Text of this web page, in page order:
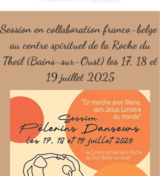
Session en collaboration franco-belge
au centre spirituel de la Roche du
Theil (Bains-sur-Oust) les 17, 18 et
19 juillet 2025